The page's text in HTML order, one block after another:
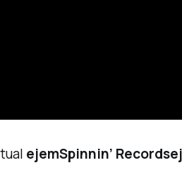
ejemSpinnin’ Records